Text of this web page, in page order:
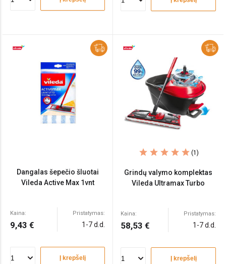
Dangalas šepečio šluotai
Vileda Active Max 1vnt
Kaina:
9,43 €
Pristatymas:
1-7 d.d.
Į krepšelį
(1)
Grindų valymo komplektas
Vileda Ultramax Turbo
Kaina:
58,53 €
Pristatymas:
1-7 d.d.
Į krepšelį